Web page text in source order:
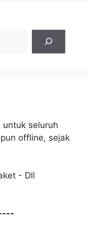
seluruh
offline, sejak
- Dll